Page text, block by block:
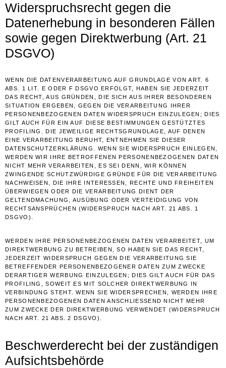
Widerspruchsrecht gegen die
Datenerhebung in besonderen Fällen
sowie gegen Direktwerbung (Art. 21
DSGVO)
WENN DIE DATENVERARBEITUNG AUF GRUNDLAGE VON ART. 6
ABS. 1 LIT. E ODER F DSGVO ERFOLGT, HABEN SIE JEDERZEIT
DAS RECHT, AUS GRÜNDEN, DIE SICH AUS IHRER BESONDEREN
SITUATION ERGEBEN, GEGEN DIE VERARBEITUNG IHRER
PERSONENBEZOGENEN DATEN WIDERSPRUCH EINZULEGEN; DIES
GILT AUCH FÜR EIN AUF DIESE BESTIMMUNGEN GESTÜTZTES
PROFILING. DIE JEWEILIGE RECHTSGRUNDLAGE, AUF DENEN
EINE VERARBEITUNG BERUHT, ENTNEHMEN SIE DIESER
DATENSCHUTZERKLÄRUNG. WENN SIE WIDERSPRUCH EINLEGEN,
WERDEN WIR IHRE BETROFFENEN PERSONENBEZOGENEN DATEN
NICHT MEHR VERARBEITEN, ES SEI DENN, WIR KÖNNEN
ZWINGENDE SCHUTZWÜRDIGE GRÜNDE FÜR DIE VERARBEITUNG
NACHWEISEN, DIE IHRE INTERESSEN, RECHTE UND FREIHEITEN
ÜBERWIEGEN ODER DIE VERARBEITUNG DIENT DER
GELTENDMACHUNG, AUSÜBUNG ODER VERTEIDIGUNG VON
RECHTSANSPRÜCHEN (WIDERSPRUCH NACH ART. 21 ABS. 1
DSGVO).
WERDEN IHRE PERSONENBEZOGENEN DATEN VERARBEITET, UM
DIREKTWERBUNG ZU BETREIBEN, SO HABEN SIE DAS RECHT,
JEDERZEIT WIDERSPRUCH GEGEN DIE VERARBEITUNG SIE
BETREFFENDER PERSONENBEZOGENER DATEN ZUM ZWECKE
DERARTIGER WERBUNG EINZULEGEN; DIES GILT AUCH FÜR DAS
PROFILING, SOWEIT ES MIT SOLCHER DIREKTWERBUNG IN
VERBINDUNG STEHT. WENN SIE WIDERSPRECHEN, WERDEN IHRE
PERSONENBEZOGENEN DATEN ANSCHLIESSEND NICHT MEHR
ZUM ZWECKE DER DIREKTWERBUNG VERWENDET (WIDERSPRUCH
NACH ART. 21 ABS. 2 DSGVO).
Beschwerde­recht bei der zuständigen
Aufsichts­behörde